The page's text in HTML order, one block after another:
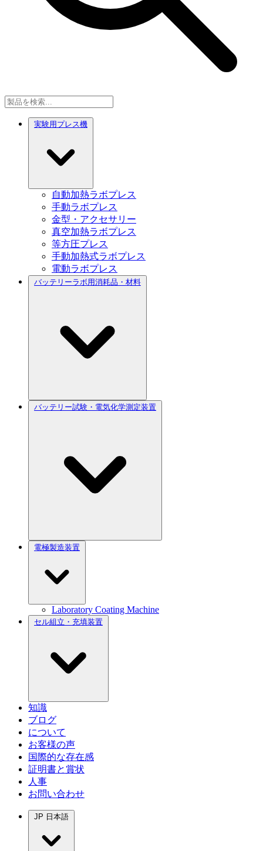
実験用プレス機
自動加熱ラボプレス
手動ラボプレス
金型・アクセサリー
真空加熱ラボプレス
等方圧プレス
手動加熱式ラボプレス
電動ラボプレス
バッテリーラボ用消耗品・材料
バッテリー試験・電気化学測定装置
電極製造装置
Laboratory Coating Machine
セル組立・充填装置
知識
ブログ
について
お客様の声
国際的な存在感
証明書と賞状
人事
お問い合わせ
JP 日本語